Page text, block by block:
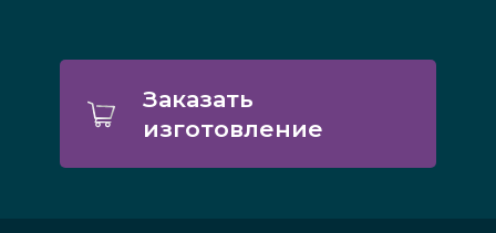
Заказать
изготовление